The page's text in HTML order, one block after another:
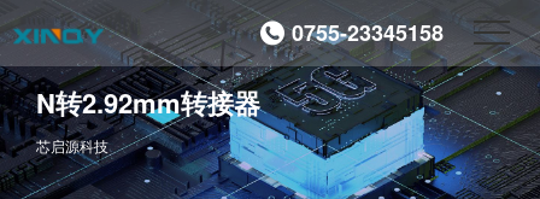
0755-23345158
N转2.92mm转接器
芯启源科技